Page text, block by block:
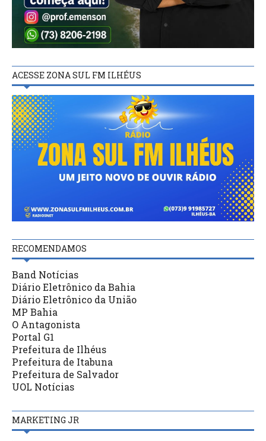
ACESSE ZONA SUL FM ILHÉUS
RECOMENDAMOS
Band Notícias
Diário Eletrônico da Bahia
Diário Eletrônico da União
MP Bahia
O Antagonista
Portal G1
Prefeitura de Ilhéus
Prefeitura de Itabuna
Prefeitura de Salvador
UOL Notícias
MARKETING JR